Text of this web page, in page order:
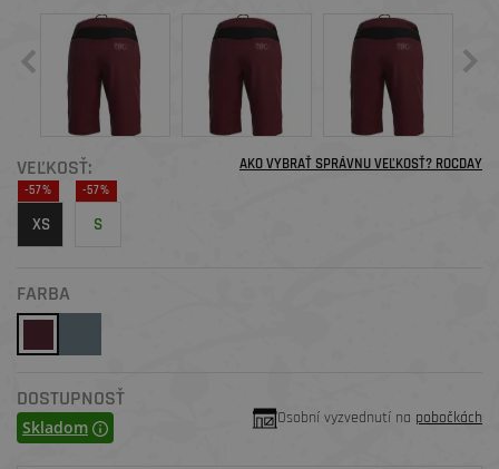
VEĽKOSŤ: AKO VYBRAŤ SPRÁVNU VEĽKOSŤ? ROCDAY
-57%
XS
-57%
S
FARBA
DOSTUPNOSŤ
Skladom Osobní vyzvednutí na pobočkách